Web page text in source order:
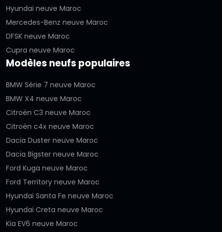
Hyundai neuve Maroc
Mercedes-Benz neuve Maroc
DFSK neuve Maroc
Cupra neuve Maroc
Modèles neufs populaires
BMW Série 7 neuve Maroc
BMW X4 neuve Maroc
Citroën C3 neuve Maroc
Citroën c4x neuve Maroc
Dacia Duster neuve Maroc
Dacia Bigster neuve Maroc
Ford Kuga neuve Maroc
Ford Territory neuve Maroc
Hyundai Santa Fe neuve Maroc
Hyundai Creta neuve Maroc
Kia EV6 neuve Maroc